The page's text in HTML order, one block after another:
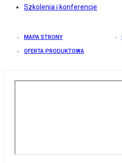
Szkolenia i konferencje
MAPA STRONY
OFERTA PRODUKTOWA